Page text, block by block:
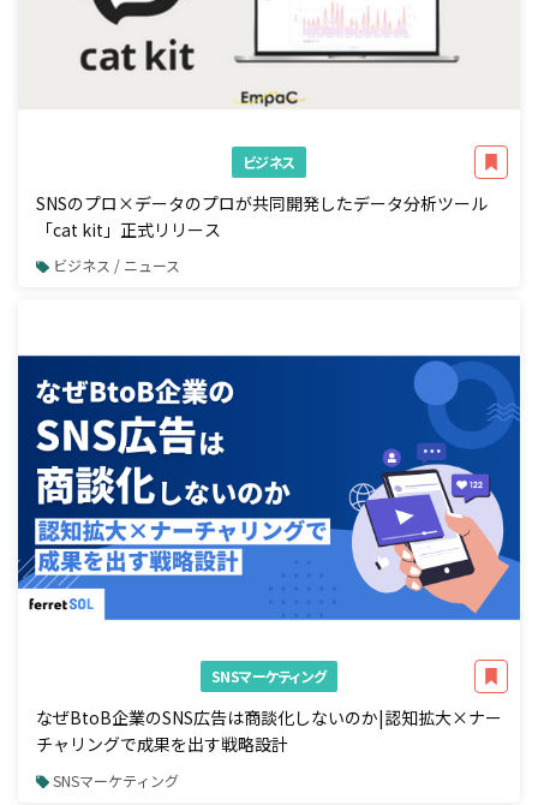
ビジネス
SNSのプロ×データのプロが共同開発したデータ分析ツール
「cat kit」正式リリース
ビジネス / ニュース
SNSマーケティング
なぜBtoB企業のSNS広告は商談化しないのか|認知拡大×ナー
チャリングで成果を出す戦略設計
SNSマーケティング